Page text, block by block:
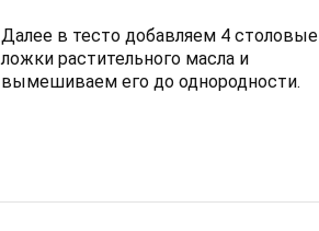
Далее в тесто добавляем 4 столовые
ложки растительного масла и
вымешиваем его до однородности.